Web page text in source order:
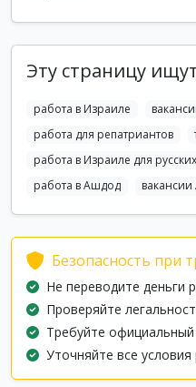
Эту страницу
работа в Израиле
работа для репатриантов
работа в Израиле для русских
работа в Ашдод
Безопасность при
Не переводите деньги
Проверяйте
Требуйте
Уточняйте все